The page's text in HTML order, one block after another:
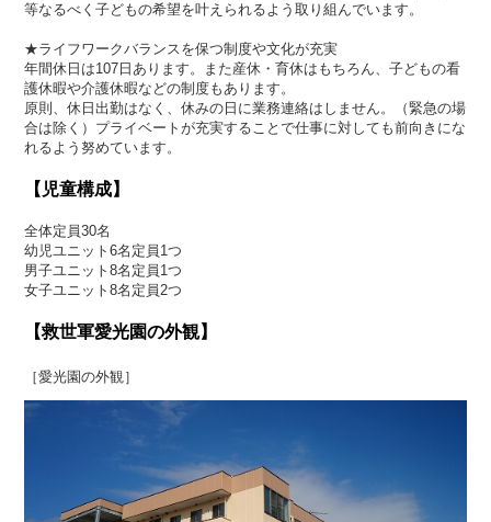
等なるべく子どもの希望を叶えられるよう取り組んでいます。
★ライフワークバランスを保つ制度や文化が充実
年間休日は107日あります。また産休・育休はもちろん、子どもの看
護休暇や介護休暇などの制度もあります。
原則、休日出勤はなく、休みの日に業務連絡はしません。（緊急の場
合は除く）プライベートが充実することで仕事に対しても前向きにな
れるよう努めています。
【児童構成】
全体定員30名
幼児ユニット6名定員1つ
男子ユニット8名定員1つ
女子ユニット8名定員2つ
【救世軍愛光園の外観】
［愛光園の外観］